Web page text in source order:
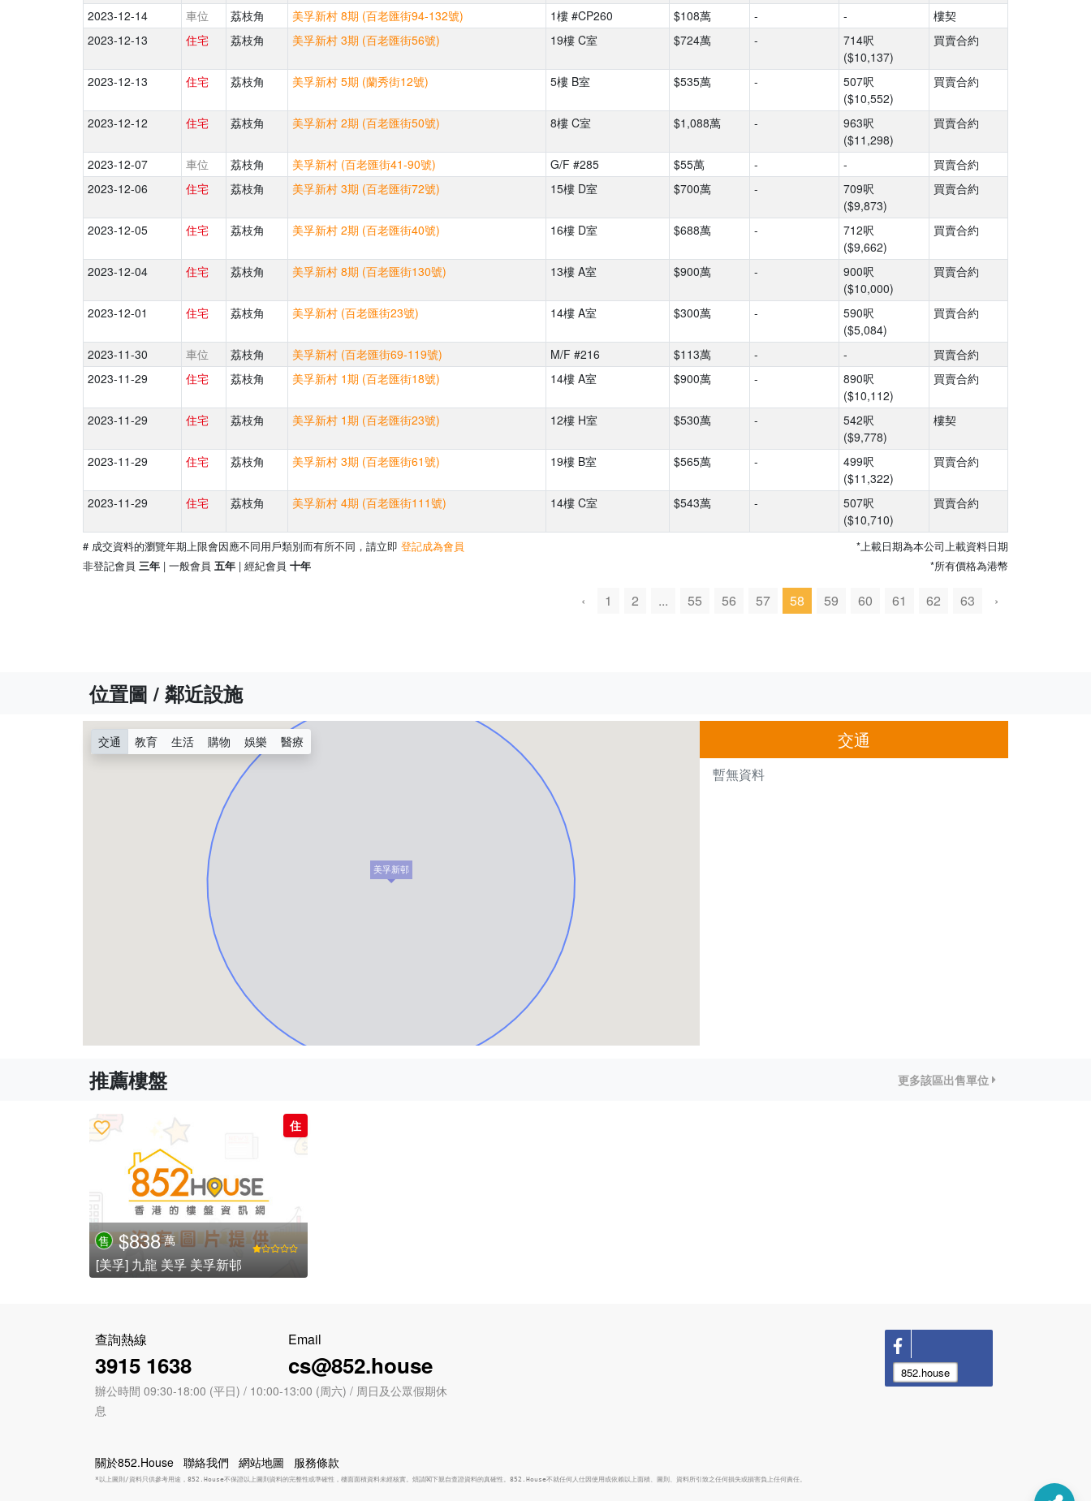
2023-12-14 車位 荔枝角 美孚新村 8期 (百老匯街94-132號) 1樓 #CP260 $108萬 - -
樓契
2023-12-13
住宅 荔枝角 美孚新村 3期 (百老匯街56號) 19樓 C室 $724萬 -
714呎
($10,137)
買賣合約
2023-12-13 住宅 荔枝角 美孚新村 5期 (蘭秀街12號) 5樓 B室 $535萬 -
507呎
($10,552)
買賣合約
2023-12-12 住宅 荔枝角 美孚新村 2期 (百老匯街50號) 8樓 C室 $1,088萬 -
963呎
($11,298)
買賣合約
2023-12-07 車位 荔枝角 美孚新村 (百老匯街41-90號) G/F #285 $55萬 - -
買賣合約
2023-12-06
住宅 荔枝角 美孚新村 3期 (百老匯街72號) 15樓 D室 $700萬 -
709呎
($9,873)
買賣合約
2023-12-05 住宅 荔枝角 美孚新村 2期 (百老匯街40號) 16樓 D室 $688萬 -
712呎
($9,662)
買賣合約
2023-12-04 住宅 荔枝角 美孚新村 8期 (百老匯街130號) 13樓 A室 $900萬 -
900呎
($10,000)
買賣合約
2023-12-01 住宅 荔枝角 美孚新村 (百老匯街23號) 14樓 A室 $300萬 -
590呎
($5,084)
買賣合約
2023-11-30 車位 荔枝角 美孚新村 (百老匯街69-119號) M/F #216 $113萬 - -
買賣合約
2023-11-29
住宅 荔枝角 美孚新村 1期 (百老匯街18號) 14樓 A室 $900萬 -
890呎
($10,112)
買賣合約
2023-11-29 住宅 荔枝角 美孚新村 1期 (百老匯街23號) 12樓 H室 $530萬 -
542呎
($9,778)
樓契
2023-11-29 住宅 荔枝角 美孚新村 3期 (百老匯街61號) 19樓 B室 $565萬 -
499呎
($11,322)
買賣合約
2023-11-29 住宅 荔枝角 美孚新村 4期 (百老匯街111號) 14樓 C室 $543萬 -
507呎
($10,710)
買賣合約
# 成交資料的瀏覽年期上限會因應不同用戶類別而有所不同，請立即 登記成為會員
非登記會員 三年 | 一般會員 五年 | 經紀會員 十年
*上載日期為本公司上載資料日期
*所有價格為港幣
‹ 1 2 ... 55 56 57 58 59 60 61 62 63 ›
位置圖 / 鄰近設施
美孚新邨
交通 教育 生活 購物 娛樂 醫療 交通
暫無資料
推薦樓盤 更多該區出售單位
住
售 $838 萬
[美孚] 九龍 美孚 美孚新邨
查詢熱線
3915 1638
Email
cs@852.house
辦公時間 09:30-18:00 (平日) / 10:00-13:00 (周六) / 周日及公眾假期休
息
關於852.House 聯絡我們 網站地圖 服務條款
852.house
*以上圖則/資料只供參考用途，852.House不保證以上圖則資料的完整性或準確性，樓面面積資料未經核實。煩請閣下親自查證資料的真確性。852.House不就任何人仕因使用或依賴以上面積、圖則、資料所引致之任何損失或損害負上任何責任。